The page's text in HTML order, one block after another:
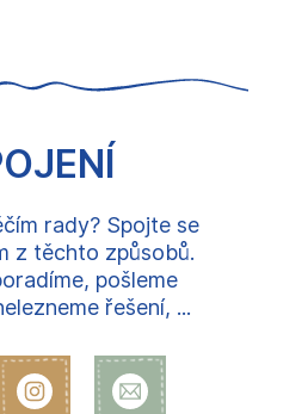
rady? Spojte se
z těchto způsobů.
pošleme
řešení, ...